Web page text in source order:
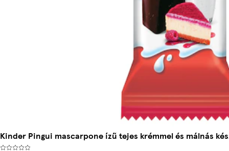
Kinder Pingui mascarpone ízű tejes krémmel és málnás